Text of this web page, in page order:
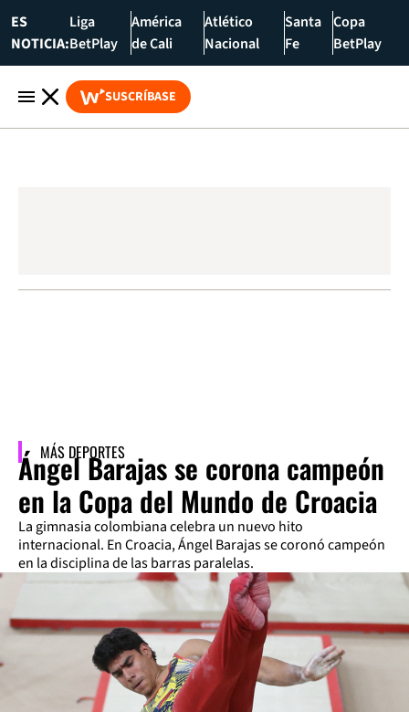
ES
NOTICIA:
Liga
BetPlay
América
de Cali
Atlético
Nacional
Santa
Fe
Copa
BetPlay
SUSCRÍBASE
MÁS DEPORTES
Ángel Barajas se corona campeón
en la Copa del Mundo de Croacia
La gimnasia colombiana celebra un nuevo hito
internacional. En Croacia, Ángel Barajas se coronó campeón
en la disciplina de las barras paralelas.